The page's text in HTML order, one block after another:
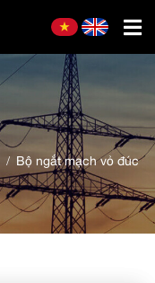
Bộ ngắt mạch vỏ đúc